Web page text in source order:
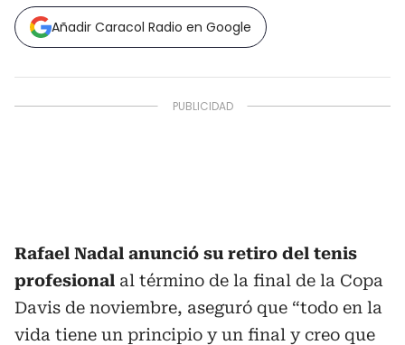
Añadir Caracol Radio en Google
Rafael Nadal anunció su retiro del tenis
profesional al término de la final de la Copa
Davis de noviembre, aseguró que “todo en la
vida tiene un principio y un final y creo que